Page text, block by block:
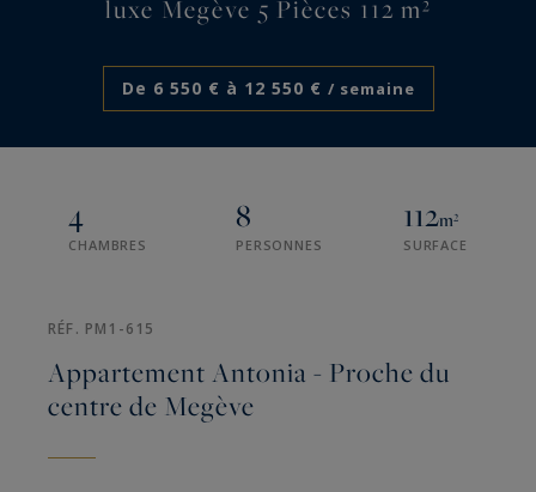
luxe Megève 5 Pièces 112 m²
De 6 550 € à 12 550 € / semaine
4
CHAMBRES
8
PERSONNES
112m²
SURFACE
RÉF. PM1-615
Appartement Antonia - Proche du
centre de Megève